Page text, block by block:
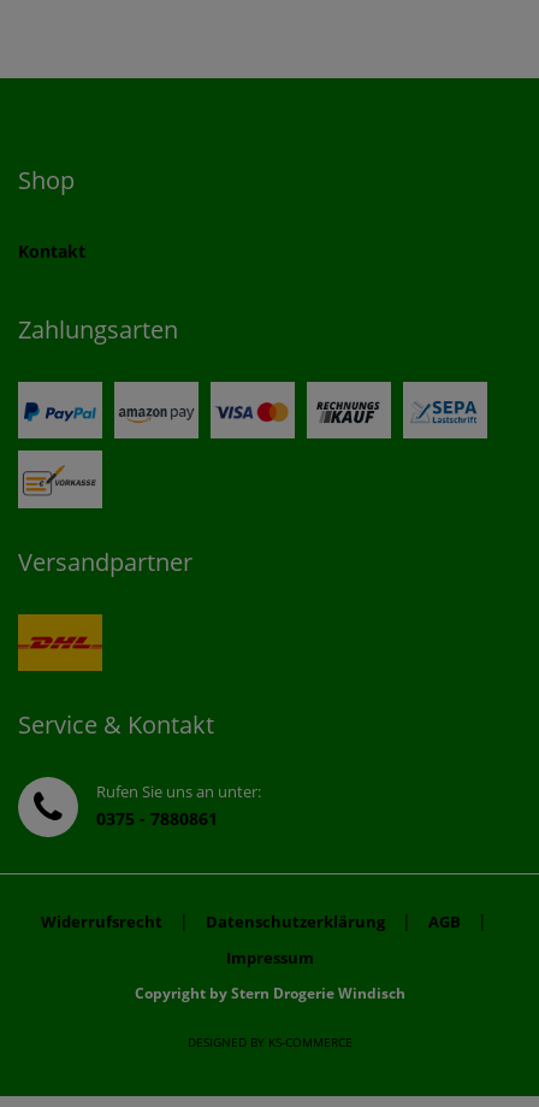
Shop
Kontakt
Zahlungsarten
Versandpartner
Service & Kontakt
Rufen Sie uns an unter:
0375 - 7880861
Widerrufsrecht | Datenschutzerklärung | AGB |
Impressum
Copyright by Stern Drogerie Windisch
DESIGNED BY KS-COMMERCE